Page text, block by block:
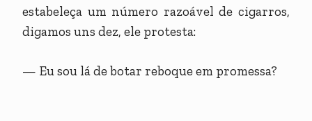
estabeleça um número razoável de cigarros,
digamos uns dez, ele protesta:
— Eu sou lá de botar reboque em promessa?